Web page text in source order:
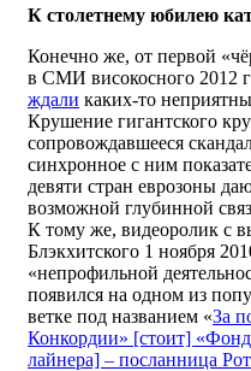
К столетнему юбилею
Конечно же, от первой
в СМИ високосного 2012
ждали каких-то
Крушение гигантского
сопровождавшееся
синхронное с ним
девяти стран еврозоны
возможной глубинной
К тому же, видеоролик с
Блэкхитского 1 ноября
«непрофильной
появился на одном из
ветке под названием «За
Конкордии» [стоит]
лайнера] – посланница